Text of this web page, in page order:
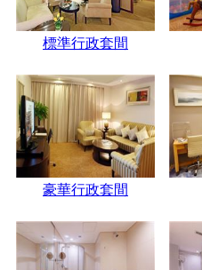
標準行政套間
豪華行政套間